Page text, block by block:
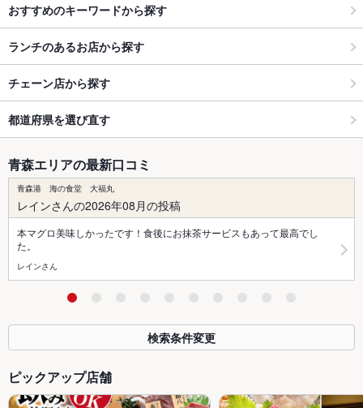
おすすめのキーワードから探す
ランチのあるお店から探す
チェーン店から探す
都道府県を選び直す
青森エリアの最新口コミ
青森港 海の食堂 大福丸
レインさんの2026年08月の投稿
本マグロ美味しかったです！食後にお抹茶サービスもあって最高でし
た。
レインさん
検索条件変更
ピックアップ店舗